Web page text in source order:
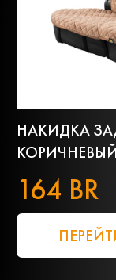
НАКИДКА
КОРИЧНЕВЫЙ
164 BR